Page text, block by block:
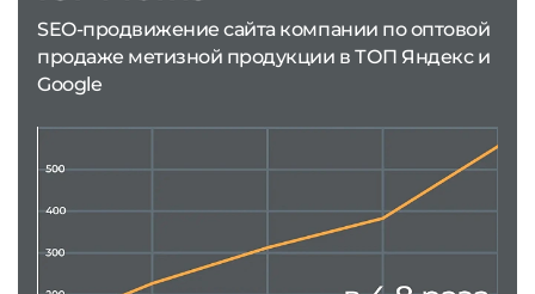
SEO-продвижение сайта компании по оптовой
продаже метизной продукции в ТОП Яндекс и
Google